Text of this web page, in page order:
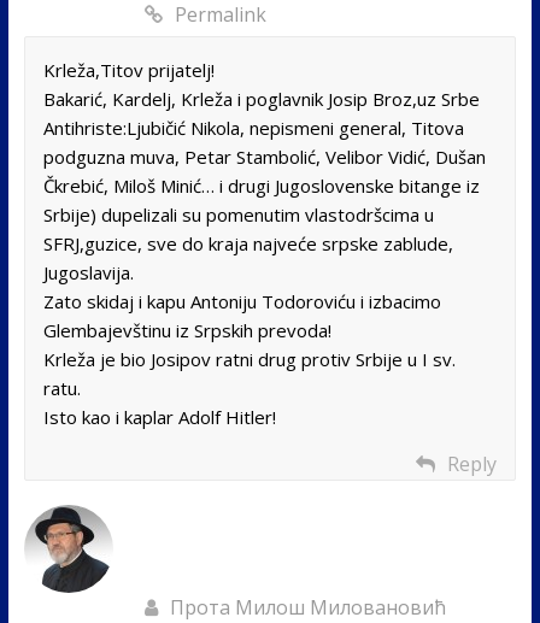
Permalink
Krleža,Titov prijatelj!
Bakarić, Kardelj, Krleža i poglavnik Josip Broz,uz Srbe
Antihriste:Ljubičić Nikola, nepismeni general, Titova
podguzna muva, Petar Stambolić, Velibor Vidić, Dušan
Čkrebić, Miloš Minić… i drugi Jugoslovenske bitange iz
Srbije) dupelizali su pomenutim vlastodršcima u
SFRJ,guzice, sve do kraja najveće srpske zablude,
Jugoslavija.
Zato skidaj i kapu Antoniju Todoroviću i izbacimo
Glembajevštinu iz Srpskih prevoda!
Krleža je bio Josipov ratni drug protiv Srbije u I sv.
ratu.
Isto kao i kaplar Adolf Hitler!
Reply
Прота Милош Миловановић